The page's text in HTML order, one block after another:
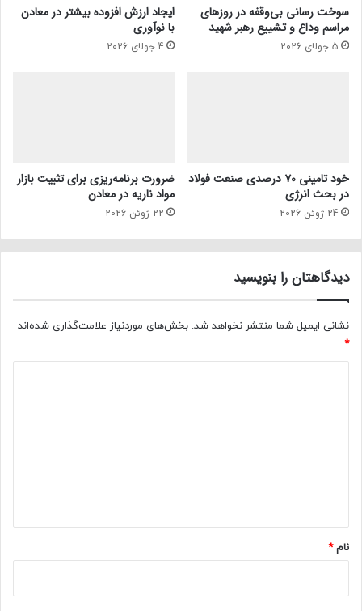
سوخت رسانی بی‌وقفه در روز‌های
مراسم وداع و تشییع رهبر شهید
5 جولای 2026
ایجاد ارزش افزوده بیشتر در معادن
با نوآوری
4 جولای 2026
خود تامینی ۷۰ درصدی صنعت فولاد
در بحث انرژی
24 ژوئن 2026
ضرورت برنامه‌ریزی برای تثبیت بازار
مواد ناریه در معادن
22 ژوئن 2026
دیدگاهتان را بنویسید
نشانی ایمیل شما منتشر نخواهد شد. بخش‌های موردنیاز علامت‌گذاری شده‌اند
*
نام*